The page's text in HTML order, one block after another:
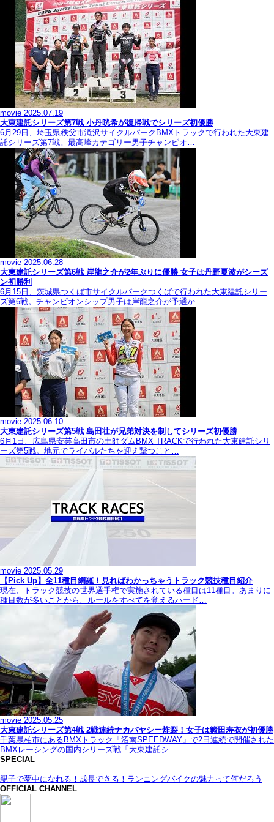
movie 2025.07.19
大東建託シリーズ第7戦 ⼩丹晄希が復帰戦でシリーズ初優勝
6月29日、埼玉県秩父市滝沢サイクルパークBMXトラックで行われた大東建
託シリーズ第7戦。最高峰カテゴリー男子チャンピオ…
movie 2025.06.28
大東建託シリーズ第6戦 岸龍之介が2年ぶりに優勝 女子は丹野夏波がシーズ
ン初勝利
6月15日、茨城県つくば市サイクルパークつくばで行われた大東建託シリー
ズ第6戦。チャンピオンシップ男子は岸龍之介が予選か…
movie 2025.06.10
大東建託シリーズ第5戦 島田壮が兄弟対決を制してシリーズ初優勝
6月1日、広島県安芸高田市の土師ダムBMX TRACKで行われた大東建託シリ
ーズ第5戦。地元でライバルたちを迎え撃つこと…
movie 2025.05.29
【Pick Up】全11種目網羅！見ればわかっちゃうトラック競技種目紹介
現在、トラック競技の世界選手権で実施されている種目は11種目。あまりに
種目数が多いことから、ルールをすべてを覚えるハード…
movie 2025.05.25
大東建託シリーズ第4戦 2戦連続ナカバヤシー炸裂！女子は籔田寿衣が初優勝
千葉県柏市にあるBMXトラック「沼南SPEEDWAY」で2日連続で開催された
BMXレーシングの国内シリーズ戦「大東建託シ…
SPECIAL
親子で夢中になれる！成長できる！ランニングバイクの魅力って何だろう
OFFICIAL CHANNEL